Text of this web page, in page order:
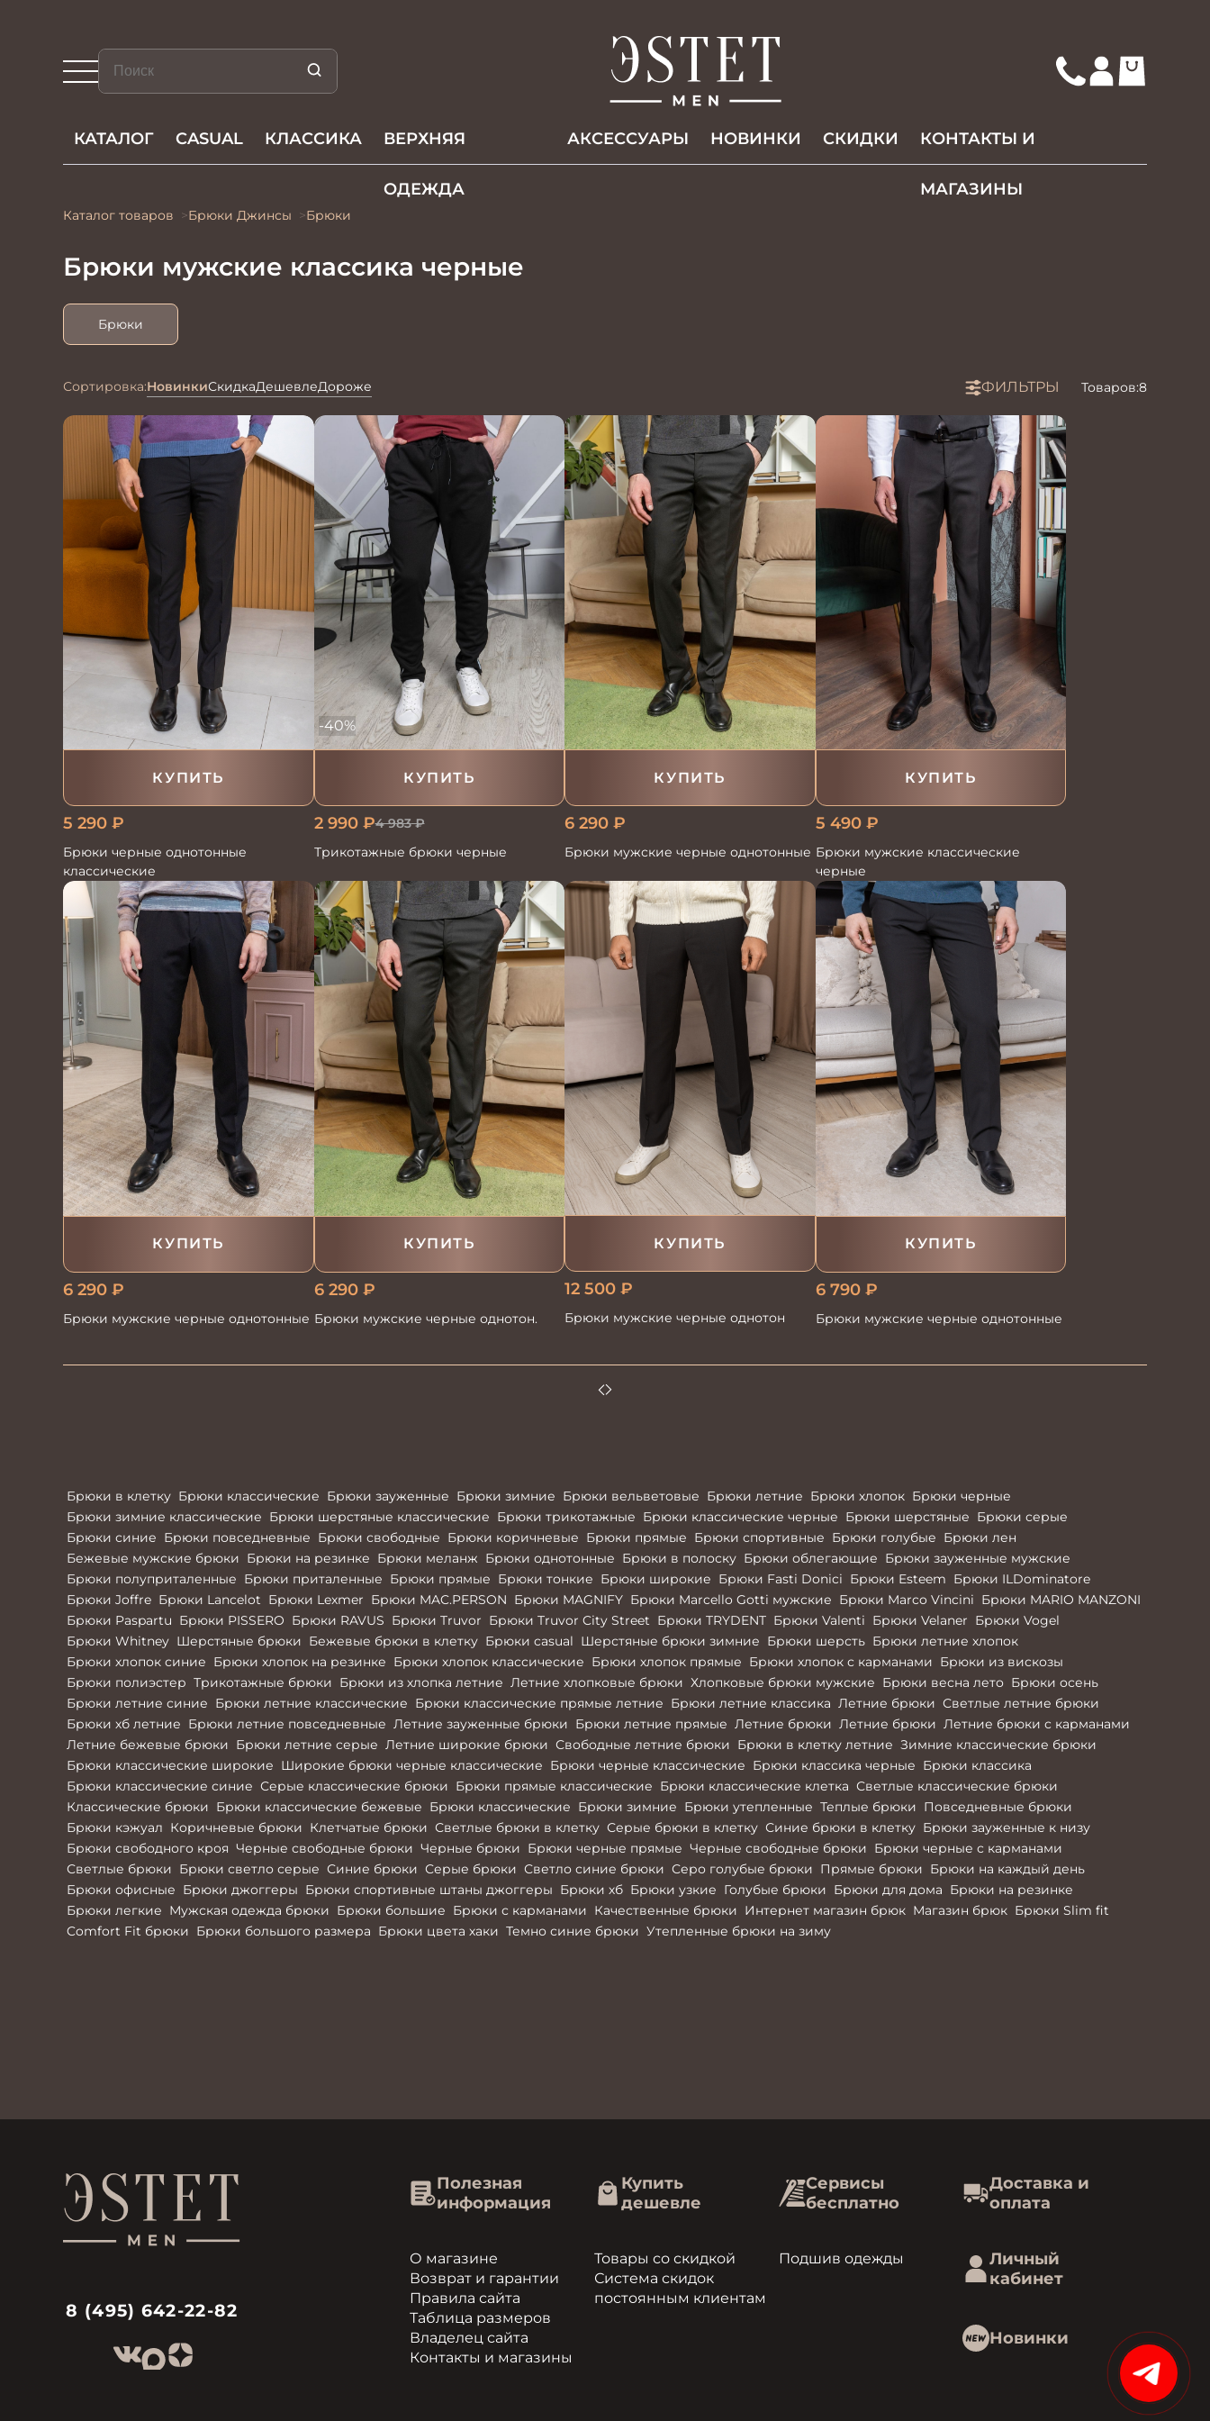
КАТАЛОГ CASUAL КЛАССИКА ВЕРХНЯЯ
ОДЕЖДА
АКCЕССУАРЫ НОВИНКИ СКИДКИ КОНТАКТЫ И
МАГАЗИНЫ
Каталог товаров Брюки Джинсы Брюки
Брюки мужские классика черные
Брюки
Сортировка:НовинкиСкидкаДешевлеДороже ФИЛЬТРЫ Товаров:8
КУПИТЬ
5 290 ₽
Брюки черные однотонные
классические
КУПИТЬ
-40%
2 990₽4 983₽
Трикотажные брюки черные
КУПИТЬ
6 290 ₽
Брюки мужские черные однотонные
КУПИТЬ
5 490₽
Брюки мужские классические
черные
КУПИТЬ
6 290 ₽
Брюки мужские черные однотонные
КУПИТЬ
6 290₽
Брюки мужские черные однотон.
КУПИТЬ
12 500 ₽
Брюки мужские черные однотон
КУПИТЬ
6 790₽
Брюки мужские черные однотонные
Брюки в клетку Брюки классические Брюки зауженные Брюки зимние Брюки вельветовые Брюки летние Брюки хлопок Брюки черные
Брюки зимние классические Брюки шерстяные классические Брюки трикотажные Брюки классические черные Брюки шерстяные Брюки серые
Брюки синие Брюки повседневные Брюки свободные Брюки коричневые Брюки прямые Брюки спортивные Брюки голубые Брюки лен
Бежевые мужские брюки Брюки на резинке Брюки меланж Брюки однотонные Брюки в полоску Брюки облегающие Брюки зауженные мужские
Брюки полуприталенные Брюки приталенные Брюки прямые Брюки тонкие Брюки широкие Брюки Fasti Donici Брюки Esteem Брюки ILDominatore
Брюки Joffre Брюки Lancelot Брюки Lexmer Брюки MAC.PERSON Брюки MAGNIFY Брюки Marcello Gotti мужские Брюки Marco Vincini Брюки MARIO MANZONI
Брюки Paspartu Брюки PISSERO Брюки RAVUS Брюки Truvor Брюки Truvor City Street Брюки TRYDENT Брюки Valenti Брюки Velaner Брюки Vogel
Брюки Whitney Шерстяные брюки Бежевые брюки в клетку Брюки casual Шерстяные брюки зимние Брюки шерсть Брюки летние хлопок
Брюки хлопок синие Брюки хлопок на резинке Брюки хлопок классические Брюки хлопок прямые Брюки хлопок с карманами Брюки из вискозы
Брюки полиэстер Трикотажные брюки Брюки из хлопка летние Летние хлопковые брюки Хлопковые брюки мужские Брюки весна лето Брюки осень
Брюки летние синие Брюки летние классические Брюки классические прямые летние Брюки летние классика Летние брюки Светлые летние брюки
Брюки хб летние Брюки летние повседневные Летние зауженные брюки Брюки летние прямые Летние брюки Летние брюки Летние брюки с карманами
Летние бежевые брюки Брюки летние серые Летние широкие брюки Свободные летние брюки Брюки в клетку летние Зимние классические брюки
Брюки классические широкие Широкие брюки черные классические Брюки черные классические Брюки классика черные Брюки классика
Брюки классические синие Серые классические брюки Брюки прямые классические Брюки классические клетка Светлые классические брюки
Классические брюки Брюки классические бежевые Брюки классические Брюки зимние Брюки утепленные Теплые брюки Повседневные брюки
Брюки кэжуал Коричневые брюки Клетчатые брюки Светлые брюки в клетку Серые брюки в клетку Синие брюки в клетку Брюки зауженные к низу
Брюки свободного кроя Черные свободные брюки Черные брюки Брюки черные прямые Черные свободные брюки Брюки черные с карманами
Светлые брюки Брюки светло серые Синие брюки Серые брюки Светло синие брюки Серо голубые брюки Прямые брюки Брюки на каждый день
Брюки офисные Брюки джоггеры Брюки спортивные штаны джоггеры Брюки хб Брюки узкие Голубые брюки Брюки для дома Брюки на резинке
Брюки легкие Мужская одежда брюки Брюки большие Брюки с карманами Качественные брюки Интернет магазин брюк Магазин брюк Брюки Slim fit
Comfort Fit брюки Брюки большого размера Брюки цвета хаки Темно синие брюки Утепленные брюки на зиму
8 (495) 642-22-82
Полезная
информация
О магазине
Возврат и гарантии
Правила сайта
Таблица размеров
Владелец сайта
Контакты и магазины
Купить
дешевле
Товары со скидкой
Система скидок
постоянным клиентам
Сервисы
бесплатно
Подшив одежды
Доставка и
оплата
Личный
кабинет
Новинки
15%